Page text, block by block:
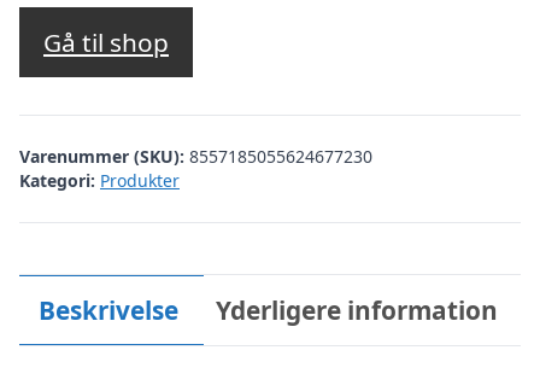
Gå til shop
Varenummer (SKU): 8557185055624677230
Kategori: Produkter
Beskrivelse Yderligere information